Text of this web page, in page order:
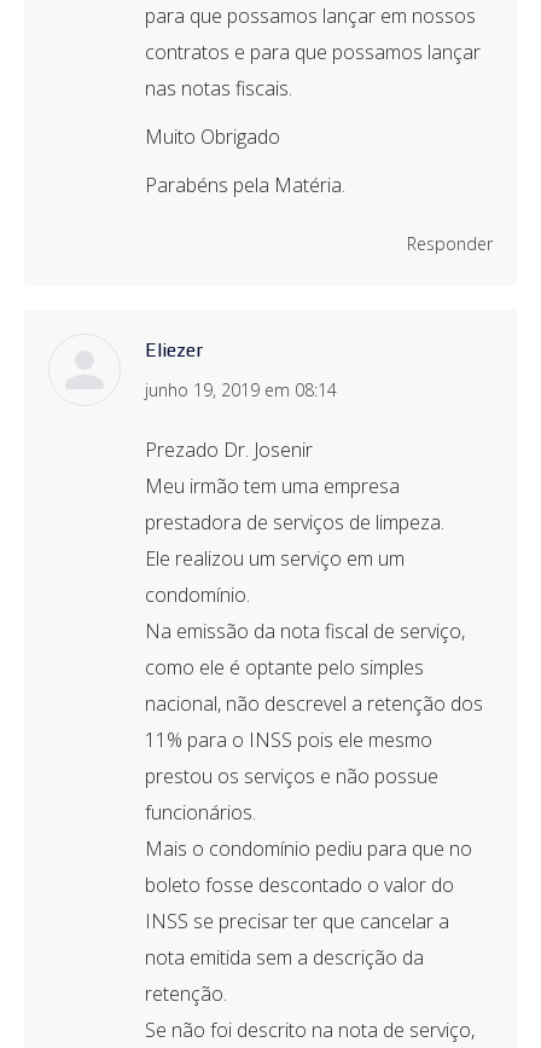
para que possamos lançar em nossos
contratos e para que possamos lançar
nas notas fiscais.
Muito Obrigado
Parabéns pela Matéria.
Responder
Eliezer
disse:
junho 19, 2019 em 08:14
Prezado Dr. Josenir
Meu irmão tem uma empresa
prestadora de serviços de limpeza.
Ele realizou um serviço em um
condomínio.
Na emissão da nota fiscal de serviço,
como ele é optante pelo simples
nacional, não descrevel a retenção dos
11% para o INSS pois ele mesmo
prestou os serviços e não possue
funcionários.
Mais o condomínio pediu para que no
boleto fosse descontado o valor do
INSS se precisar ter que cancelar a
nota emitida sem a descrição da
retenção.
Se não foi descrito na nota de serviço,